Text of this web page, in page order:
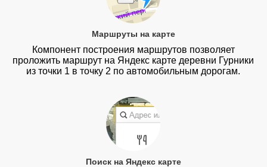
Маршруты на карте
Компонент построения маршрутов позволяет
проложить маршрут на Яндекс карте деревни Гурники
из точки 1 в точку 2 по автомобильным дорогам.
Поиск на Яндекс карте